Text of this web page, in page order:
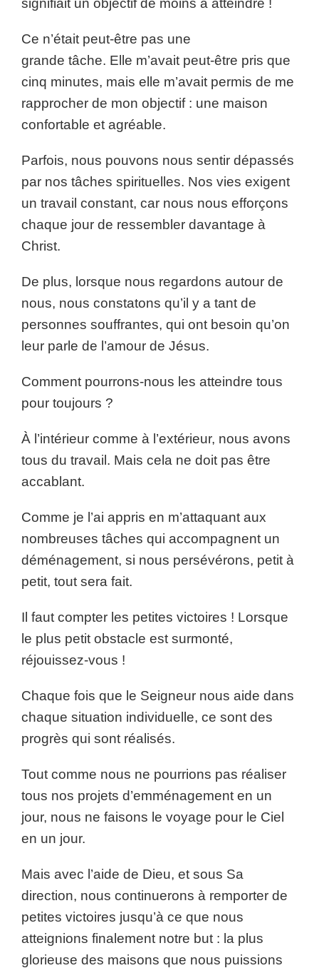
signifiait un objectif de moins à atteindre !
Ce n’était peut-être pas une
grande tâche. Elle m’avait peut-être pris que
cinq minutes, mais elle m’avait permis de me
rapprocher de mon objectif : une maison
confortable et agréable.
Parfois, nous pouvons nous sentir dépassés
par nos tâches spirituelles. Nos vies exigent
un travail constant, car nous nous efforçons
chaque jour de ressembler davantage à
Christ.
De plus, lorsque nous regardons autour de
nous, nous constatons qu’il y a tant de
personnes souffrantes, qui ont besoin qu’on
leur parle de l’amour de Jésus.
Comment pourrons-nous les atteindre tous
pour toujours ?
À l’intérieur comme à l’extérieur, nous avons
tous du travail. Mais cela ne doit pas être
accablant.
Comme je l’ai appris en m’attaquant aux
nombreuses tâches qui accompagnent un
déménagement, si nous persévérons, petit à
petit, tout sera fait.
Il faut compter les petites victoires ! Lorsque
le plus petit obstacle est surmonté,
réjouissez-vous !
Chaque fois que le Seigneur nous aide dans
chaque situation individuelle, ce sont des
progrès qui sont réalisés.
Tout comme nous ne pourrions pas réaliser
tous nos projets d’emménagement en un
jour, nous ne faisons le voyage pour le Ciel
en un jour.
Mais avec l’aide de Dieu, et sous Sa
direction, nous continuerons à remporter de
petites victoires jusqu’à ce que nous
atteignions finalement notre but : la plus
glorieuse des maisons que nous puissions